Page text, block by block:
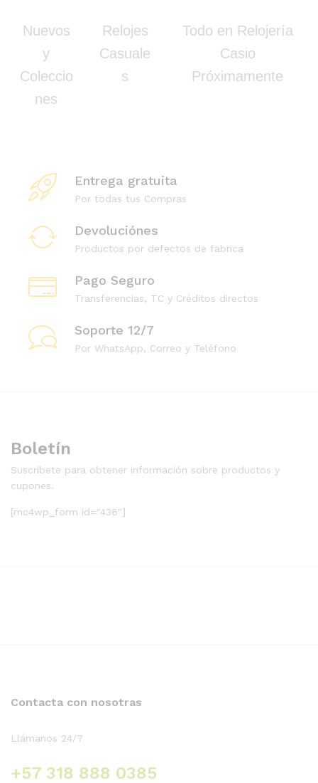
Nuevos
y
Coleccio
nes
Relojes
Casuale
s
Todo en Relojería
Casio
Próximamente
Entrega gratuita
Por todas tus Compras
Devoluciónes
Productos por defectos de fabrica
Pago Seguro
Transferencias, TC y Créditos directos
Soporte 12/7
Por WhatsApp, Correo y Teléfono
Boletín
Suscríbete para obtener información sobre productos y
cupones.
[mc4wp_form id="436"]
Contacta con nosotras
Llámanos 24/7
+57 318 888 0385